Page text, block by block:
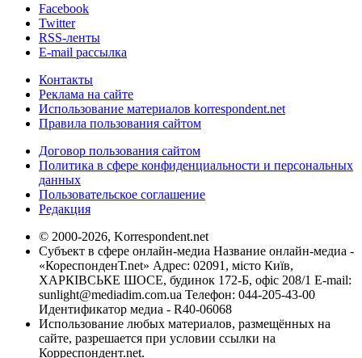
Facebook
Twitter
RSS-ленты
E-mail рассылка
Контакты
Реклама на сайте
Использование материалов korrespondent.net
Правила пользования сайтом
Договор пользования сайтом
Политика в сфере конфиденциальности и персональных
данных
Пользовательское соглашение
Редакция
© 2000-2026, Korrespondent.net
Субъект в сфере онлайн-медиа Название онлайн-медиа -
«КореспонденТ.net» Адрес: 02091, місто Київ,
ХАРКІВСЬКЕ ШОСЕ, будинок 172-Б, офіс 208/1 E-mail:
sunlight@mediadim.com.ua Телефон: 044-205-43-00
Идентификатор медиа - R40-06068
Использование любых материалов, размещённых на
сайте, разрешается при условии ссылки на
Корреспондент.net.